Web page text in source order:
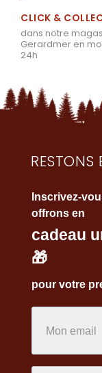
CLICK &
dans notre
Gerardmer en
24h
Inscrivez-
offrons en
cadeau
🎁
pour votre